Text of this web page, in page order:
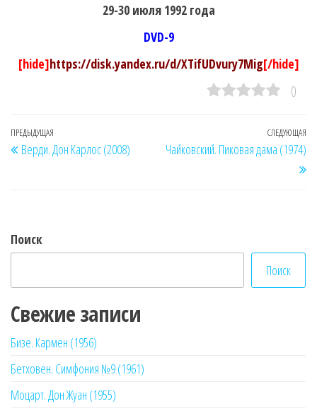
29-30 июля 1992 года
DVD-9
[hide]https://disk.yandex.ru/d/XTifUDvury7Mig[/hide]
0
Навигация
по
Предыдущая
запись
ПРЕДЫДУЩАЯ
Верди. Дон Карлос (2008)
СЛЕДУЮЩАЯ
Чайковский. Пиковая дама (1974)
Поиск
Поиск
Свежие записи
Бизе. Кармен (1956)
Бетховен. Симфония №9 (1961)
Моцарт. Дон Жуан (1955)